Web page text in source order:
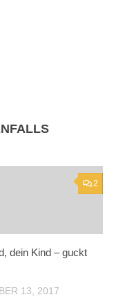
2
dein Kind – guckt
13, 2017